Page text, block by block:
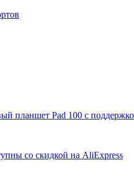
планшет Pad 100 с
со скидкой на AliExpress